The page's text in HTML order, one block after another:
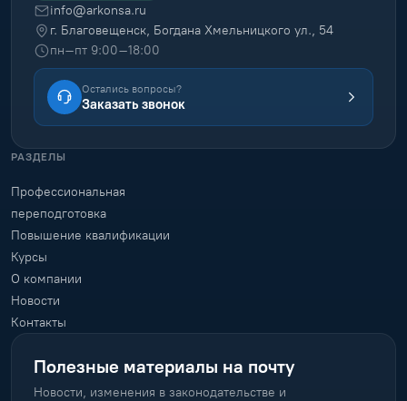
info@arkonsa.ru
г. Благовещенск, Богдана Хмельницкого ул., 54
пн–пт 9:00–18:00
Остались вопросы?
Заказать звонок
РАЗДЕЛЫ
Профессиональная
переподготовка
Повышение квалификации
Курсы
О компании
Новости
Контакты
Полезные материалы на почту
Новости, изменения в законодательстве и